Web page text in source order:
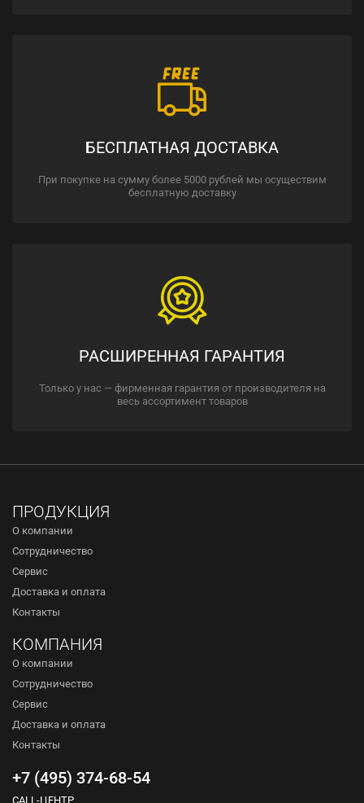
БЕСПЛАТНАЯ ДОСТАВКА
При покупке на сумму более 5000 рублей мы осуществим
бесплатную доставку
РАСШИРЕННАЯ ГАРАНТИЯ
Только у нас — фирменная гарантия от производителя на
весь ассортимент товаров
ПРОДУКЦИЯ
О компании
Сотрудничество
Сервис
Доставка и оплата
Контакты
КОМПАНИЯ
О компании
Сотрудничество
Сервис
Доставка и оплата
Контакты
+7 (495) 374-68-54
CALL-ЦЕНТР